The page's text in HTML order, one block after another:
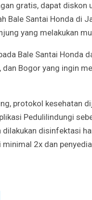
gratis, dapat diskon
Bale Santai Honda di
yang melakukan
Bale Santai Honda
dan Bogor yang ingin
protokol kesehatan
Pedulilindungi
dilakukan disinfektasi
2x dan